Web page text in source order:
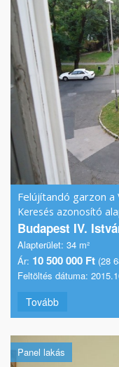
Felújítandó garzon a
Keresés azonosító
Budapest IV.
Alapterület: 34 m²
Ár: 10 500 000 Ft (28
Feltöltés dátuma:
Tovább
Panel lakás